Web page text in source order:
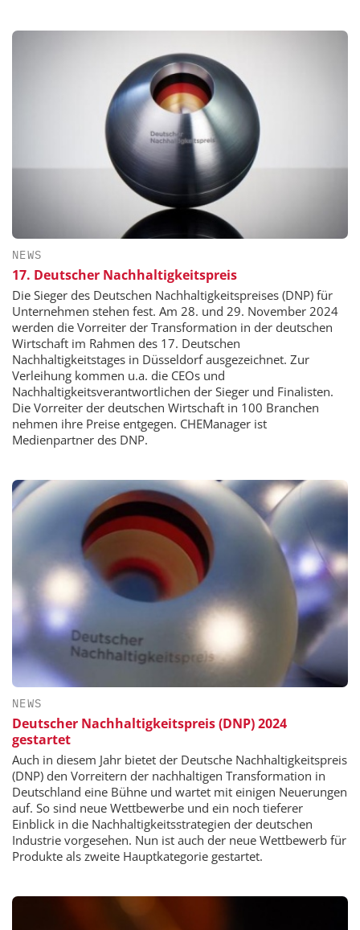
NEWS
17. Deutscher Nachhaltigkeitspreis
Die Sieger des Deutschen Nachhaltigkeitspreises (DNP) für
Unternehmen stehen fest. Am 28. und 29. November 2024
werden die Vorreiter der Transformation in der deutschen
Wirtschaft im Rahmen des 17. Deutschen
Nachhaltigkeitstages in Düsseldorf ausgezeichnet. Zur
Verleihung kommen u.a. die CEOs und
Nachhaltigkeitsverantwortlichen der Sieger und Finalisten.
Die Vorreiter der deutschen Wirtschaft in 100 Branchen
nehmen ihre Preise entgegen. CHEManager ist
Medienpartner des DNP.
NEWS
Deutscher Nachhaltigkeitspreis (DNP) 2024
gestartet
Auch in diesem Jahr bietet der Deutsche Nachhaltigkeitspreis
(DNP) den Vorreitern der nachhaltigen Transformation in
Deutschland eine Bühne und wartet mit einigen Neuerungen
auf. So sind neue Wettbewerbe und ein noch tieferer
Einblick in die Nachhaltigkeitsstrategien der deutschen
Industrie vorgesehen. Nun ist auch der neue Wettbewerb für
Produkte als zweite Hauptkategorie gestartet.